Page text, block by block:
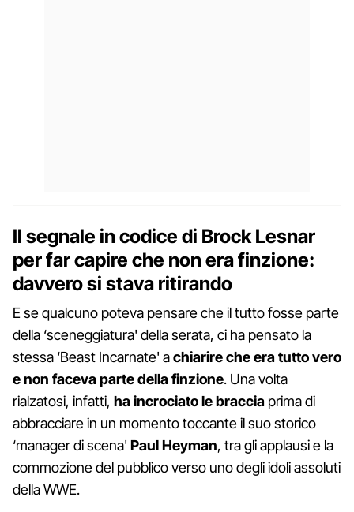
Il segnale in codice di Brock Lesnar
per far capire che non era finzione:
davvero si stava ritirando
E se qualcuno poteva pensare che il tutto fosse parte
della ‘sceneggiatura' della serata, ci ha pensato la
stessa ‘Beast Incarnate' achiarire che era tutto vero
e non faceva parte della finzione. Una volta
rialzatosi, infatti, ha incrociato le braccia prima di
abbracciare in un momento toccante il suo storico
‘manager di scena' Paul Heyman, tra gli applausi e la
commozione del pubblico verso uno degli idoli assoluti
della WWE.